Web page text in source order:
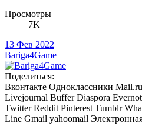
Просмотры
7K
13 Фев 2022
Bariga4Game
Поделиться:
Вконтакте Одноклассники Mail.ru
Livejournal Buffer Diaspora
Twitter Reddit Pinterest Tumblr
Line Gmail yahoomail